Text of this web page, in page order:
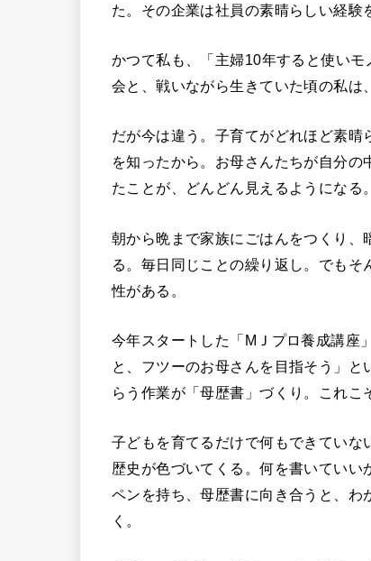
た。その企業は社員の素晴らしい経験
かつて私も、「主婦10年すると使い
会と、戦いながら生きていた頃の私は
だが今は違う。子育てがどれほど素
を知ったから。お母さんたちが自分
たことが、どんどん見えるようになる。
朝から晩まで家族にごはんをつくり
る。毎日同じことの繰り返し。でも
性がある。
今年スタートした「МＪプロ養成講座
と、フツーのお母さんを目指そう」
らう作業が「母歴書」づくり。これこ
子どもを育てるだけで何もできてい
歴史が色づいてくる。何を書いていい
ペンを持ち、母歴書に向き合うと、
く。